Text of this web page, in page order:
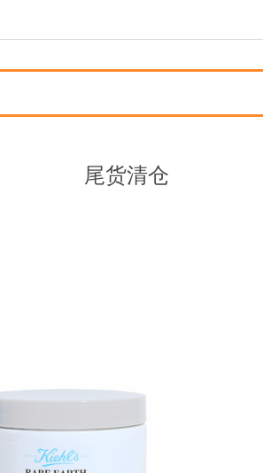
尾货清仓